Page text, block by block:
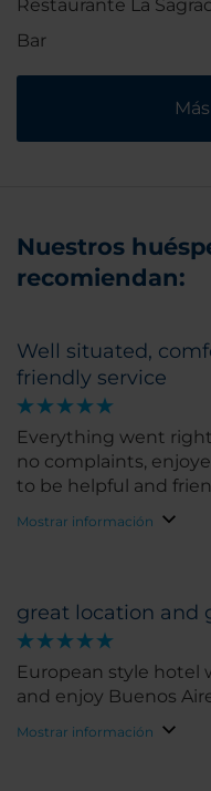
Restaurante La
Bar
Nuestros
recomiendan:
Well situated,
friendly service
Everything went
no complaints,
to be helpful and
Mostrar información
great location and
European style hotel
Mostrar información